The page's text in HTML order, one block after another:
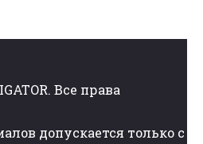
Все права
допускается только с